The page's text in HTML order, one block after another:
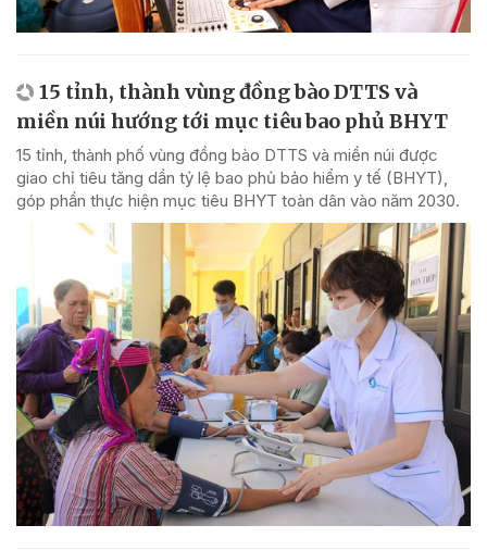
15 tỉnh, thành vùng đồng bào DTTS và
miền núi hướng tới mục tiêu bao phủ BHYT
15 tỉnh, thành phố vùng đồng bào DTTS và miền núi được
giao chỉ tiêu tăng dần tỷ lệ bao phủ bảo hiểm y tế (BHYT),
góp phần thực hiện mục tiêu BHYT toàn dân vào năm 2030.